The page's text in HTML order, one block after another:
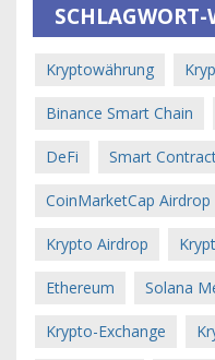
SCHLAGWORT-
Kryptowährung
Binance Smart Chain
DeFi Smart
CoinMarketCap Airdrop
Krypto Airdrop
Ethereum Solana
Krypto-Exchange